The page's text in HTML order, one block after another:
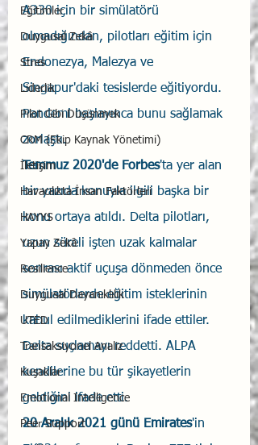
Eğitimler
Duygusal Zekâ
Stres
Liderlik
Pilot Gibi Düşünmek
CRM (Ekip Kaynak Yönetimi)
İletişim
Havacılıkta İnsan Faktörleri
HAYYS
Yapay Zekâ
Resilience
Duygusal Dayanıklılık
UTED
Transaksiyonel Analiz
Kuşaklar
Emotional Intelligence
Peer Support
A330 için bir simülatörü
olmadığından, pilotları eğitim için
Endonezya, Malezya ve
Singapur'daki tesislerde eğitiyordu.
Pandemi başlayınca bunu sağlamak
zorlaştı.
Temmuz 2020'de Forbes'ta yer alan
bir yazıda konuyla ilgili başka bir
konu ortaya atıldı. Delta pilotları,
uzun süreli işten uzak kalmalar
sonrası aktif uçuşa dönmeden önce
simülatörlerde eğitim isteklerinin
kabul edilmediklerini ifade ettiler.
Delta suçlamayı reddetti. ALPA
kendilerine bu tür şikayetlerin
geldiğini ifade etti.
20 Aralık 2021 günü Emirates'in